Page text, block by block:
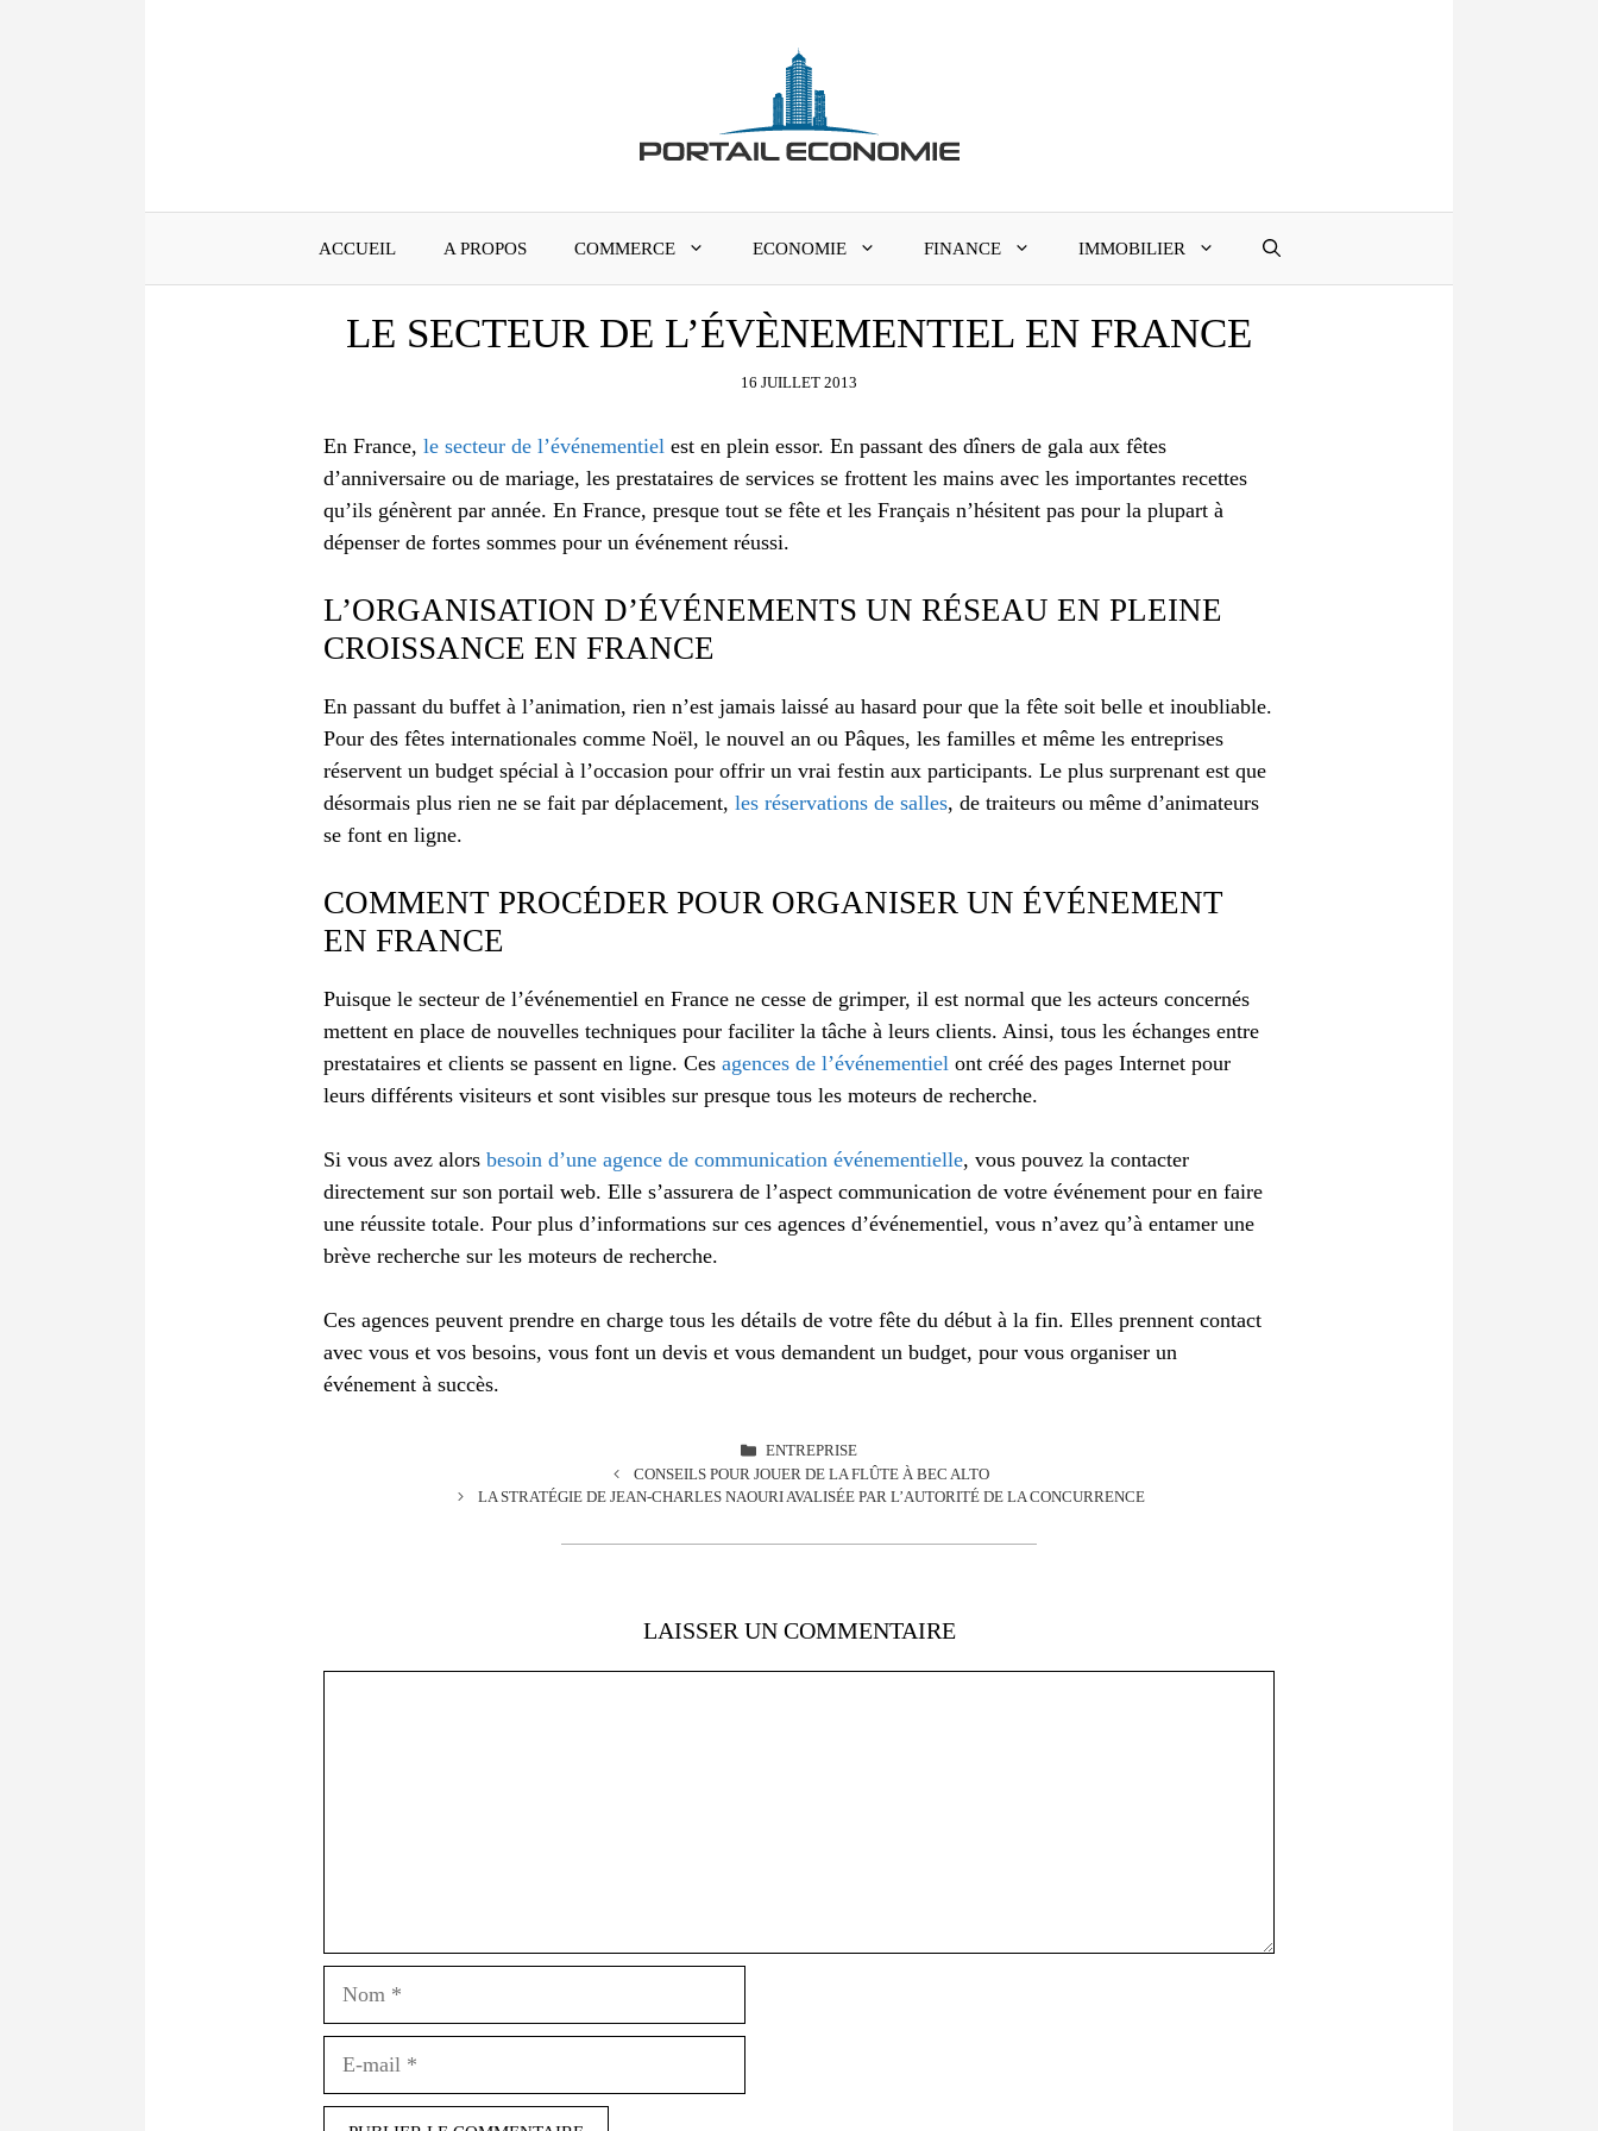
ACCUEIL A PROPOS COMMERCE ECONOMIE FINANCE IMMOBILIER
LE SECTEUR DE L’ÉVÈNEMENTIEL EN FRANCE
16 JUILLET 2013
En France, le secteur de l’événementiel est en plein essor. En passant des dîners de gala aux fêtes
d’anniversaire ou de mariage, les prestataires de services se frottent les mains avec les importantes recettes
qu’ils génèrent par année. En France, presque tout se fête et les Français n’hésitent pas pour la plupart à
dépenser de fortes sommes pour un événement réussi.
L’ORGANISATION D’ÉVÉNEMENTS UN RÉSEAU EN PLEINE
CROISSANCE EN FRANCE
En passant du buffet à l’animation, rien n’est jamais laissé au hasard pour que la fête soit belle et inoubliable.
Pour des fêtes internationales comme Noël, le nouvel an ou Pâques, les familles et même les entreprises
réservent un budget spécial à l’occasion pour offrir un vrai festin aux participants. Le plus surprenant est que
désormais plus rien ne se fait par déplacement, les réservations de salles, de traiteurs ou même d’animateurs
se font en ligne.
COMMENT PROCÉDER POUR ORGANISER UN ÉVÉNEMENT
EN FRANCE
Puisque le secteur de l’événementiel en France ne cesse de grimper, il est normal que les acteurs concernés
mettent en place de nouvelles techniques pour faciliter la tâche à leurs clients. Ainsi, tous les échanges entre
prestataires et clients se passent en ligne. Ces agences de l’événementiel ont créé des pages Internet pour
leurs différents visiteurs et sont visibles sur presque tous les moteurs de recherche.
Si vous avez alors besoin d’une agence de communication événementielle, vous pouvez la contacter
directement sur son portail web. Elle s’assurera de l’aspect communication de votre événement pour en faire
une réussite totale. Pour plus d’informations sur ces agences d’événementiel, vous n’avez qu’à entamer une
brève recherche sur les moteurs de recherche.
Ces agences peuvent prendre en charge tous les détails de votre fête du début à la fin. Elles prennent contact
avec vous et vos besoins, vous font un devis et vous demandent un budget, pour vous organiser un
événement à succès.
CATÉGORIES
ENTREPRISE
CONSEILS POUR JOUER DE LA FLÛTE À BEC ALTO
LA STRATÉGIE DE JEAN-CHARLES NAOURI AVALISÉE PAR L’AUTORITÉ DE LA CONCURRENCE
LAISSER UN COMMENTAIRE